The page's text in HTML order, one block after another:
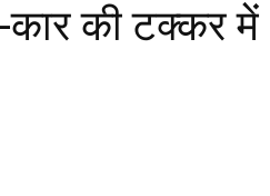
की टक्कर में